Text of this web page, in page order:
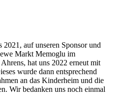
auf unseren Sponsor und
Markt Memoglu im
hat uns 2022 erneut mit
wurde dann entsprechend
an das Kinderheim und die
Wir bedanken uns noch einmal